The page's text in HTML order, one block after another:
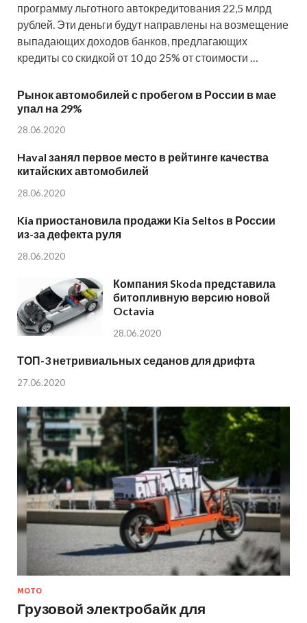
программу льготного автокредитования 22,5 млрд
рублей. Эти деньги будут направлены на возмещение
выпадающих доходов банков, предлагающих
кредиты со скидкой от 10 до 25% от стоимости …
Рынок автомобилей с пробегом в России в мае
упал на 29%
28.06.2020
Haval занял первое место в рейтинге качества
китайских автомобилей
28.06.2020
Kia приостановила продажи Kia Seltos в России
из-за дефекта руля
28.06.2020
Компания Skoda представила
битопливную версию новой
Octavia
28.06.2020
ТОП-3 нетривиальных седанов для дрифта
27.06.2020
МОТО
Грузовой электробайк для